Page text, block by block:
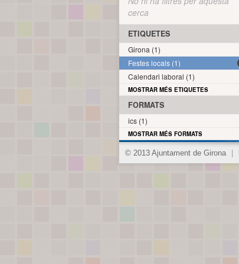
cerca
ETIQUETES
Girona (1)
Festes locals (1)
Calendari laboral (1)
MOSTRAR MÉS ETIQUETES
FORMATS
ics (1)
MOSTRAR MÉS FORMATS
© 2013 Ajuntament de Girona